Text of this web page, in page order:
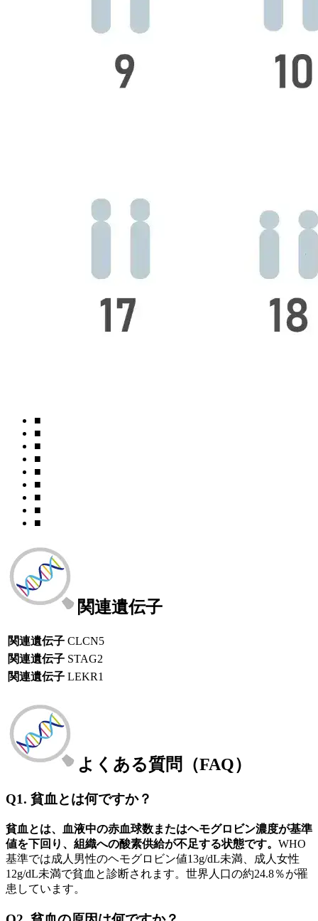
■
■
■
■
■
■
■
■
■
関連遺伝子
関連遺伝子 CLCN5
関連遺伝子 STAG2
関連遺伝子 LEKR1
よくある質問（FAQ）
Q1. 貧血とは何ですか？
貧血とは、血液中の赤血球数またはヘモグロビン濃度が基準
値を下回り、組織への酸素供給が不足する状態です。 WHO
基準では成人男性のヘモグロビン値13g/dL未満、成人女性
12g/dL未満で貧血と診断されます。世界人口の約24.8％が罹
患しています。